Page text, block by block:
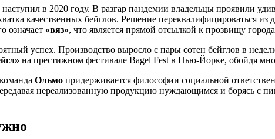
в 2020 году. В разгар пандемии владельцы проявили
качественных бейглов. Решение переквалифицироваться
означает «вяз», что является прямой отсылкой к прозвищу
успех. Производство выросло с пары сотен бейглов в
на престижном фестивале Bagel Fest в Нью-Йорке, обойдя
Ольмо придерживается философии социальной
нереализованную продукцию нуждающимся и борясь с